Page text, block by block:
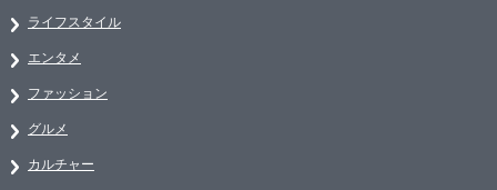
ライフスタイル
エンタメ
ファッション
グルメ
カルチャー